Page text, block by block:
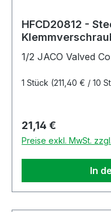
HFCD20812 -
1/2 JACO Valved
1 Stück (211,40 € / 10
Regulärer Preis:
21,14 €
Preise exkl. MwSt.
In